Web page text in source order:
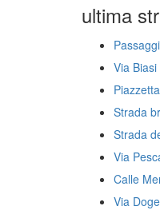
ultima
Via
Strada
Strada
Via
Calle
Via